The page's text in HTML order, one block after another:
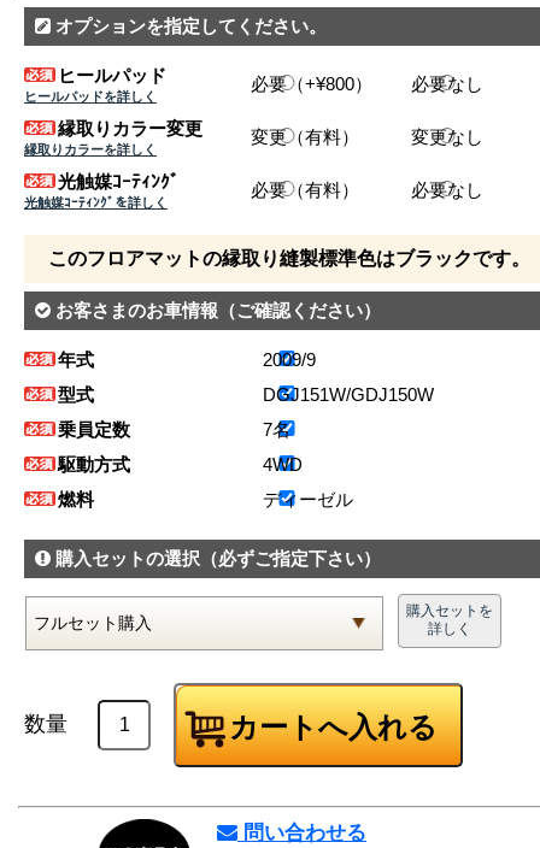
オプションを指定してください。
ヒールパッド
ヒールパッドを詳しく
必要（+¥800） 必要なし
縁取りカラー変更
縁取りカラーを詳しく
変更（有料） 変更なし
光触媒ｺｰﾃｨﾝｸﾞ
光触媒ｺｰﾃｨﾝｸﾞを詳しく
必要（有料） 必要なし
このフロアマットの縁取り縫製標準色はブラックです。
お客さまのお車情報 （ご確認ください）
年式
2009/9
型式
DGJ151W/GDJ150W
乗員定数
7名
駆動方式
4WD
燃料
ディーゼル
購入セットの選択 （必ずご指定下さい）
購入セットを
詳しく
数量
問い合わせる